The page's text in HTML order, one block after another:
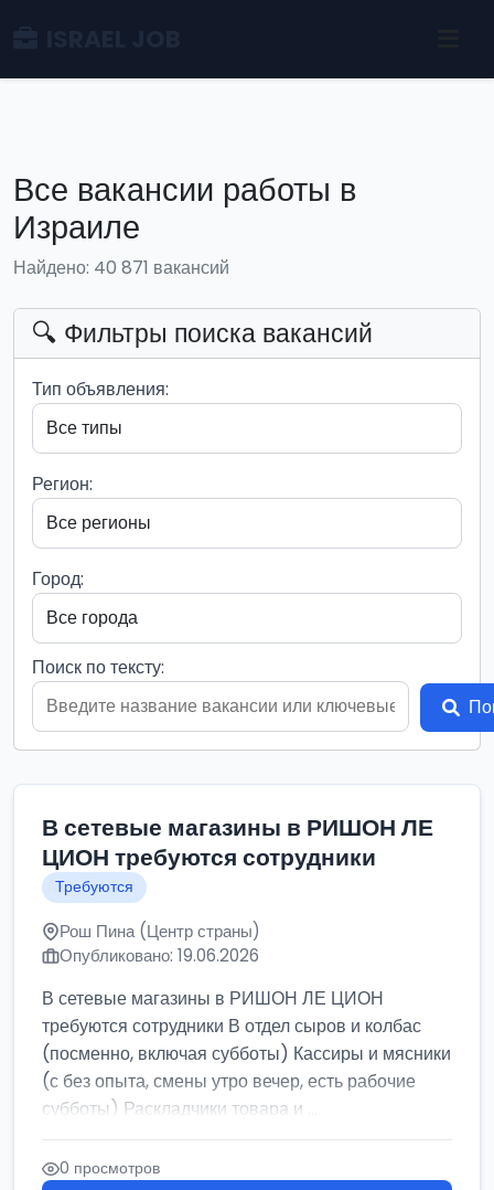
Все вакансии работы в
Израиле
Найдено: 40 871 вакансий
🔍 Фильтры поиска вакансий
Тип объявления:
Регион:
Город:
Поиск по тексту:
В сетевые магазины в РИШОН ЛЕ
ЦИОН требуются сотрудники
Требуются
Рош Пина (Центр страны)
Опубликовано: 19.06.2026
В сетевые магазины в РИШОН ЛЕ ЦИОН
требуются сотрудники В отдел сыров и колбас
(посменно, включая субботы) Кассиры и мясники
(с без опыта, смены утро вечер, есть рабочие
субботы) Раскладчики товара и ...
0 просмотров